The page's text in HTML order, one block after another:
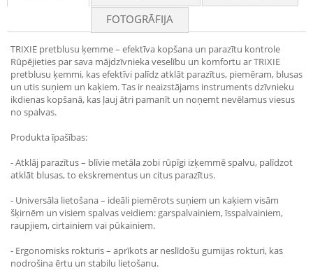
FOTOGRĀFIJA
TRIXIE pretblusu ķemme – efektīva kopšana un parazītu kontrole
Rūpējieties par sava mājdzīvnieka veselību un komfortu ar TRIXIE
pretblusu ķemmi, kas efektīvi palīdz atklāt parazītus, piemēram, blusas
un utis suņiem un kaķiem. Tas ir neaizstājams instruments dzīvnieku
ikdienas kopšanā, kas ļauj ātri pamanīt un noņemt nevēlamus viesus
no spalvas.
Produkta īpašības:
- Atklāj parazītus – blīvie metāla zobi rūpīgi izķemmē spalvu, palīdzot
atklāt blusas, to ekskrementus un citus parazītus.
- Universāla lietošana – ideāli piemērots suņiem un kaķiem visām
šķirnēm un visiem spalvas veidiem: garspalvainiem, īsspalvainiem,
raupjiem, cirtainiem vai pūkainiem.
- Ergonomisks rokturis – aprīkots ar neslīdošu gumijas rokturi, kas
nodrošina ērtu un stabilu lietošanu.